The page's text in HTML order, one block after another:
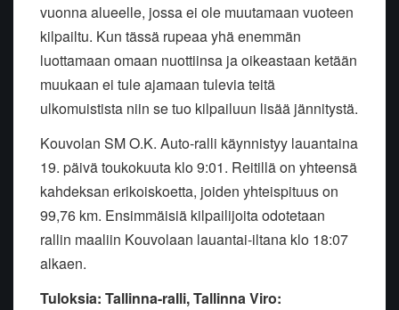
vuonna alueelle, jossa ei ole muutamaan vuoteen
kilpailtu. Kun tässä rupeaa yhä enemmän
luottamaan omaan nuottiinsa ja oikeastaan ketään
muukaan ei tule ajamaan tulevia teitä
ulkomuistista niin se tuo kilpailuun lisää jännitystä.
Kouvolan SM O.K. Auto-ralli käynnistyy lauantaina
19. päivä toukokuuta klo 9:01. Reitillä on yhteensä
kahdeksan erikoiskoetta, joiden yhteispituus on
99,76 km. Ensimmäisiä kilpailijoita odotetaan
rallin maaliin Kouvolaan lauantai-iltana klo 18:07
alkaen.
Tuloksia: Tallinna-ralli, Tallinna Viro: